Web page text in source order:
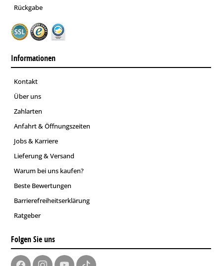
Rückgabe
Informationen
Kontakt
Über uns
Zahlarten
Anfahrt & Öffnungszeiten
Jobs & Karriere
Lieferung & Versand
Warum bei uns kaufen?
Beste Bewertungen
Barrierefreiheitserklärung
Ratgeber
Folgen Sie uns